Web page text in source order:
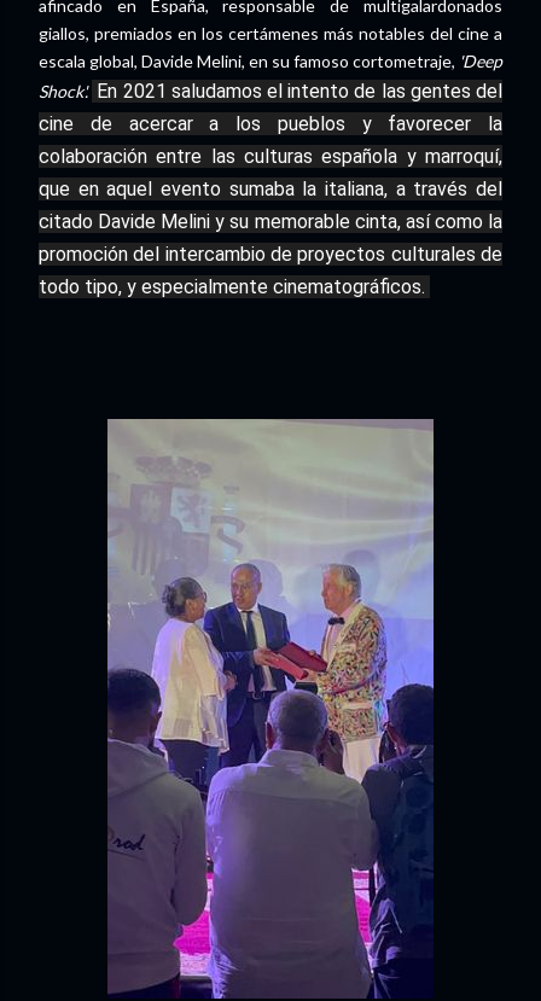
afincado en España, responsable de multigalardonados
giallos, premiados en los certámenes más notables del cine a
escala global, Davide Melini, en su famoso cortometraje, 'Deep
Shock'. En 2021 saludamos el intento de las gentes del
cine de acercar a los pueblos y favorecer la
colaboración entre las culturas española y marroquí,
que en aquel evento sumaba la italiana, a través del
citado Davide Melini y su memorable cinta, así como la
promoción del intercambio de proyectos culturales de
todo tipo, y especialmente cinematográficos.